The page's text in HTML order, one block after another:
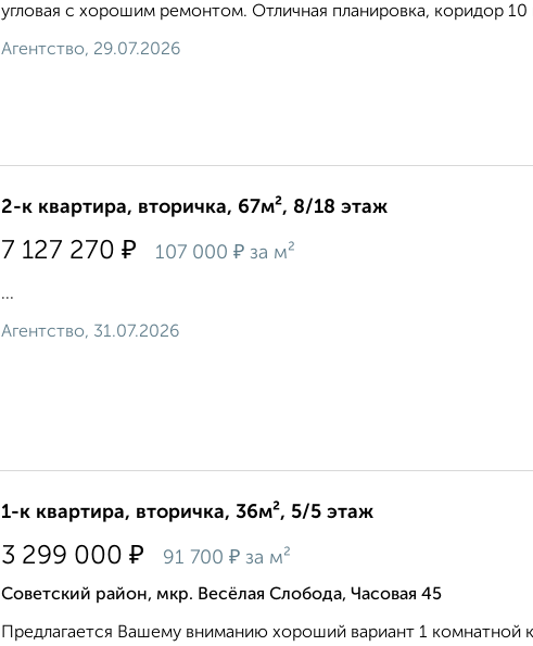
углoвая с хорошим ремонтом. Отличная планировка, коридор
Агентство, 29.07.2026
2-к квартира, вторичка, 67м², 8/18 этаж
7 127 270 ₽ 107 000 ₽ за м²
...
Агентство, 31.07.2026
1-к квартира, вторичка, 36м², 5/5 этаж
3 299 000 ₽ 91 700 ₽ за м²
Советский район, мкр. Весёлая Слобода, Часовая 45
Предлагается Вашему вниманию хороший вариант 1 комнатной